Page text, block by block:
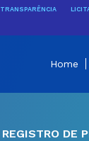
Home
DE